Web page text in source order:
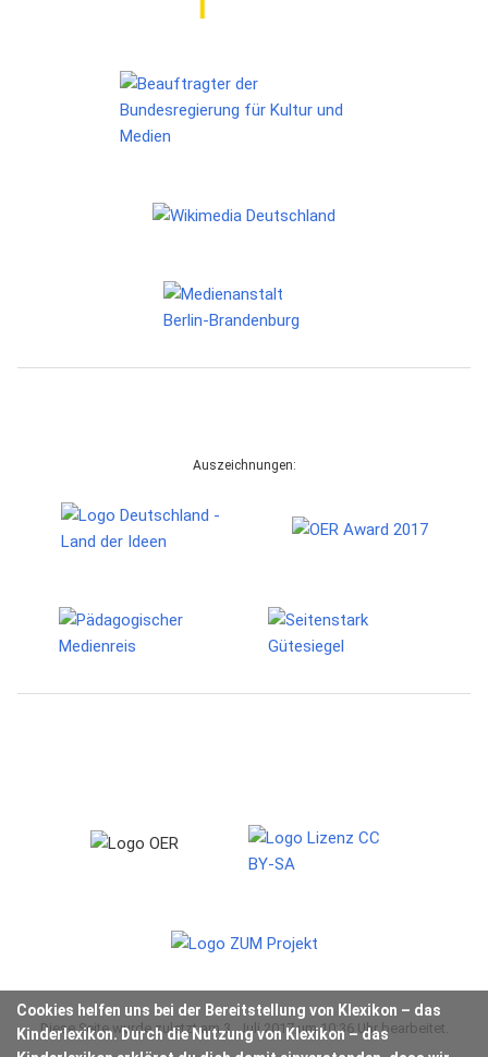
Cookies helfen uns bei der Bereitstellung von Klexikon – das
Kinderlexikon. Durch die Nutzung von Klexikon – das
Auszeichnungen:
Diese Seite wurde zuletzt am 3. Juli 2017 um 10:36 Uhr bearbeitet.